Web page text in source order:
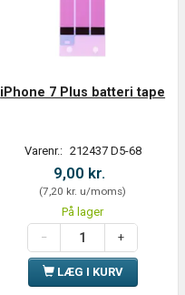
iPhone 7 Plus batteri tape
Varenr.: 212437 D5-68
9,00 kr.
(7,20 kr. u/moms)
På lager
LÆG I KURV